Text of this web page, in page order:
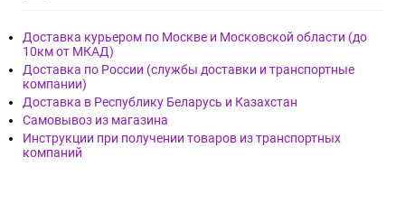
Доставка курьером по Москве и Московской области (до
10км от МКАД)
Доставка по России (службы доставки и транспортные
компании)
Доставка в Республику Беларусь и Казахстан
Самовывоз из магазина
Инструкции при получении товаров из транспортных
компаний